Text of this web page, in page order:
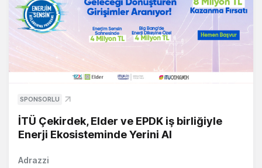
SPONSORLU
İTÜ Çekirdek, Elder ve EPDK iş birliğiyle
Enerji Ekosisteminde Yerini Al
Adrazzi